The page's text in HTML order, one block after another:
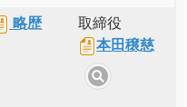
略歴
取締役
本田穣慈